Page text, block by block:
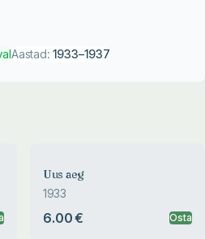
Aastad: 1933–1937
Uus aeg
1933
6.00 € Osta